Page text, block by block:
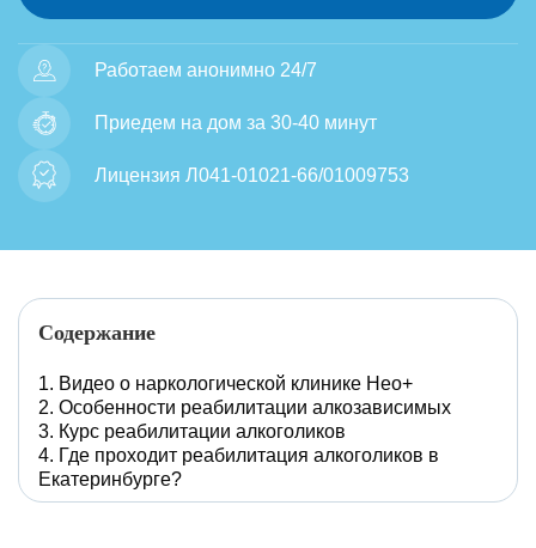
Работаем анонимно 24/7
Приедем на дом за 30-40 минут
Лицензия Л041-01021-66/01009753
Содержание
Видео о наркологической клинике Нео+
Особенности реабилитации алкозависимых
Курс реабилитации алкоголиков
Где проходит реабилитация алкоголиков в
Екатеринбурге?